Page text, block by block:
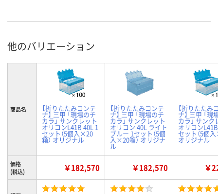
他のバリエーション
商品名 【折りたたみコンテ
ナ】 三甲 「現場のチ
カラ」 サンクレット
オリコンL41B 40L 1
セット（5個入×20
箱） オリジナル
【折りたたみコンテ
ナ】 三甲 「現場のチ
カラ」 サンクレット
オリコン 40L ライト
ブルー 1セット（5個
入×20箱） オリジナ
ル
【折りたたみ
ナ】 三甲 「現
カラ」 サンク
オリコン
セット（5個
オリジナル
価格
(税込)
￥182,570 ￥182,570 ￥